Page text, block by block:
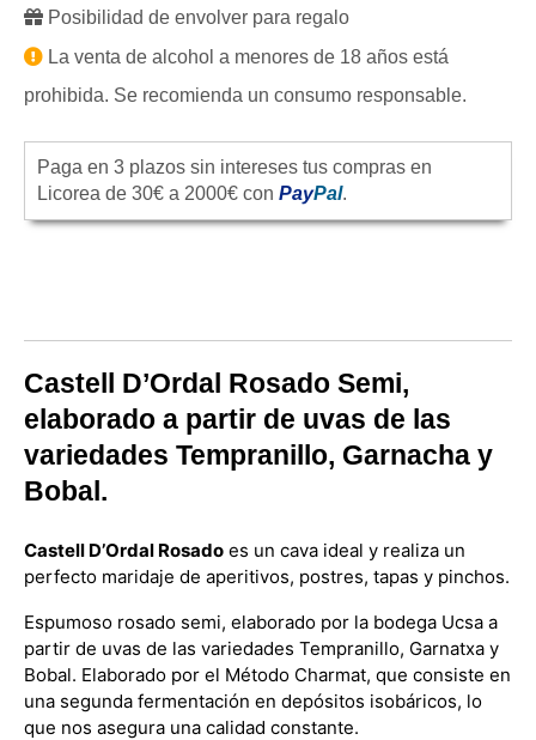
Posibilidad de envolver para regalo
La venta de alcohol a menores de 18 años está
prohibida. Se recomienda un consumo responsable.
Paga en 3 plazos sin intereses tus compras en
Licorea de 30€ a 2000€ con PayPal.
Castell D’Ordal Rosado Semi,
elaborado a partir de uvas de las
variedades Tempranillo, Garnacha y
Bobal.
Castell D’Ordal Rosado es un cava ideal y realiza un
perfecto maridaje de aperitivos, postres, tapas y pinchos.
Espumoso rosado semi, elaborado por la bodega Ucsa a
partir de uvas de las variedades Tempranillo, Garnatxa y
Bobal. Elaborado por el Método Charmat, que consiste en
una segunda fermentación en depósitos isobáricos, lo
que nos asegura una calidad constante.